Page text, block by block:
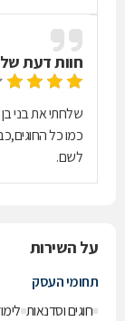
חוות דעת
כמו כל
לשם.
על השירות
תחומי העסק
חוגים וסדנאות